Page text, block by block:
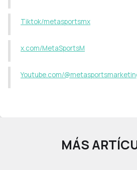
Tiktok/metasportsmx
x.com/MetaSportsM
Youtube.com/
MÁS